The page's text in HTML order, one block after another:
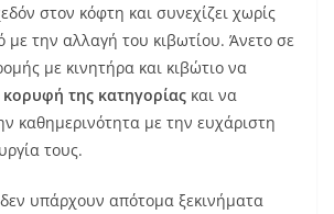
στον κόφτη και συνεχίζει χωρίς
με την αλλαγή του κιβωτίου. Άνετο σε
με κινητήρα και κιβώτιο να
της κατηγορίας και να
καθημερινότητα με την ευχάριστη
τους.
υπάρχουν απότομα ξεκινήματα